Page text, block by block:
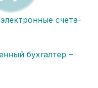
счета-
бухгалтер –